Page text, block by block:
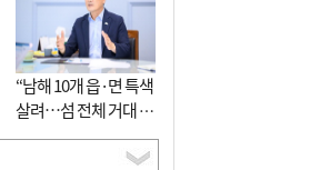
“남해 10개 읍·면 특색
살려…섬 전체 거대 정
원으로 조성”